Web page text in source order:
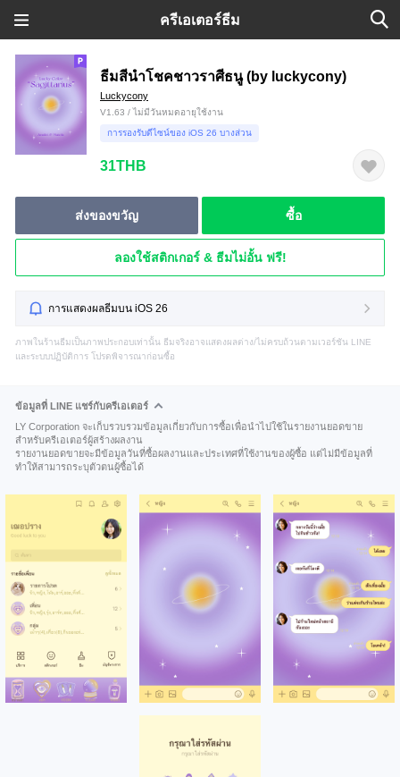
ครีเอเตอร์ธีม
ธีมสีนำโชคชาวราศีธนู (by luckycony)
Luckycony
V1.63 / ไม่มีวันหมดอายุใช้งาน
การรองรับดีไซน์ของ iOS 26 บางส่วน
31THB
ส่งของขวัญ ซื้อ
ลองใช้สติกเกอร์ & ธีมไม่อั้น ฟรี!
การแสดงผลธีมบน iOS 26
ภาพในร้านธีมเป็นภาพประกอบเท่านั้น ธีมจริงอาจแสดงผลต่าง/ไม่ครบถ้วนตามเวอร์ชัน LINE
และระบบปฏิบัติการ โปรดพิจารณาก่อนซื้อ
ข้อมูลที่ LINE แชร์กับครีเอเตอร์
LY Corporation จะเก็บรวบรวมข้อมูลเกี่ยวกับการซื้อเพื่อนำไปใช้ในรายงานยอดขาย
สำหรับครีเอเตอร์ผู้สร้างผลงาน
รายงานยอดขายจะมีข้อมูลวันที่ซื้อผลงานและประเทศที่ใช้งานของผู้ซื้อ แต่ไม่มีข้อมูลที่
ทำให้สามารถระบุตัวตนผู้ซื้อได้